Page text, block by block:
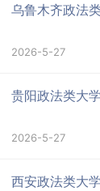
乌鲁木齐政法
2026-5-27
贵阳政法类大
2026-5-27
西安政法类大